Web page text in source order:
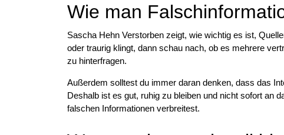
Wie man
Sascha Hehn Verstorben zeigt, wie wichtig es ist,
oder traurig klingt, dann schau nach, ob es mehrere
zu hinterfragen.
Außerdem solltest du immer daran denken, dass das
Deshalb ist es gut, ruhig zu bleiben und nicht sofort an
falschen Informationen verbreitest.